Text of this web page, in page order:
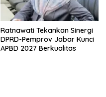
Ratnawati Tekankan Sinergi
DPRD-Pemprov Jabar Kunci
APBD 2027 Berkualitas